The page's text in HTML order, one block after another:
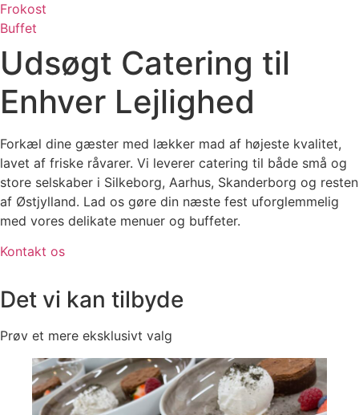
Frokost
Buffet
Udsøgt Catering til
Enhver Lejlighed
Forkæl dine gæster med lækker mad af højeste kvalitet,
lavet af friske råvarer. Vi leverer catering til både små og
store selskaber i Silkeborg, Aarhus, Skanderborg og resten
af Østjylland. Lad os gøre din næste fest uforglemmelig
med vores delikate menuer og buffeter.
Kontakt os
Det vi kan tilbyde
Prøv et mere eksklusivt valg